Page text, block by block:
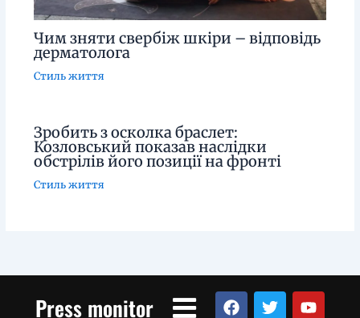
Чим зняти свербіж шкіри – відповідь
дерматолога
Стиль життя
Зробить з осколка браслет:
Козловський показав наслідки
обстрілів його позиції на фронті
Стиль життя
Press monitor Menu
F
T
Y